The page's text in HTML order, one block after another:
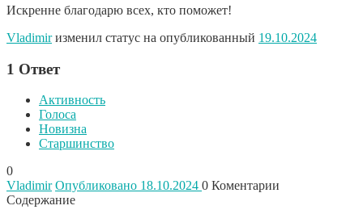
Искренне благодарю всех, кто поможет!
Vladimirизменил статус на опубликованный 19.10.2024
1 Ответ
Активность
Голоса
Новизна
Старшинство
0
Vladimir Опубликовано 18.10.2024 0 Коментарии
Содержание